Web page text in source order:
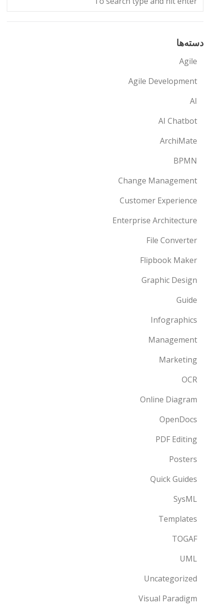
دسته‌ها
Agile
Agile Development
AI
AI Chatbot
ArchiMate
BPMN
Change Management
Customer Experience
Enterprise Architecture
File Converter
Flipbook Maker
Graphic Design
Guide
Infographics
Management
Marketing
OCR
Online Diagram
OpenDocs
PDF Editing
Posters
Quick Guides
SysML
Templates
TOGAF
UML
Uncategorized
Visual Paradigm